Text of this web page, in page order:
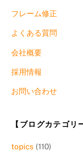
フレーム修正
よくある質問
会社概要
採用情報
お問い合わせ
【ブログカテゴリ
topics (110)